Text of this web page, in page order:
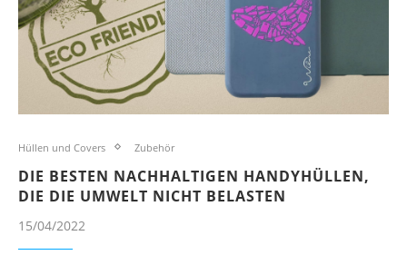
Hüllen und Covers Zubehör
DIE BESTEN NACHHALTIGEN HANDYHÜLLEN,
DIE DIE UMWELT NICHT BELASTEN
15/04/2022